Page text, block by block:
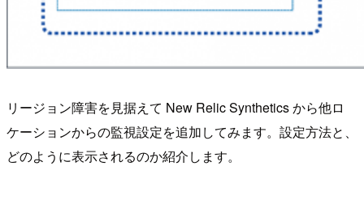
リージョン障害を見据えて New Relic Synthetics から他ロ
ケーションからの監視設定を追加してみます。設定方法と、
どのように表示されるのか紹介します。